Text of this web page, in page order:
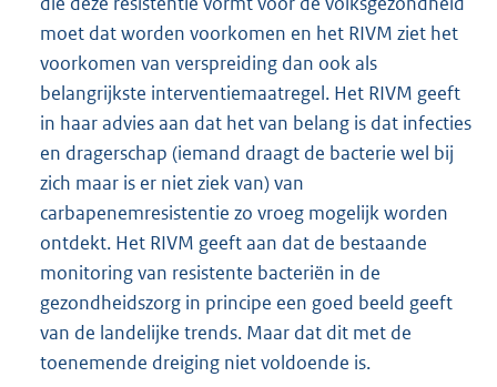
Introductie van carbapenemresistentie bacteriën in
de gezondheidszorg kan zonder adequate
maatregelen leiden tot uitbraken. Gezien de dreiging
die deze resistentie vormt voor de volksgezondheid
moet dat worden voorkomen en het RIVM ziet het
voorkomen van verspreiding dan ook als
belangrijkste interventiemaatregel. Het RIVM geeft
in haar advies aan dat het van belang is dat infecties
en dragerschap (iemand draagt de bacterie wel bij
zich maar is er niet ziek van) van
carbapenemresistentie zo vroeg mogelijk worden
ontdekt. Het RIVM geeft aan dat de bestaande